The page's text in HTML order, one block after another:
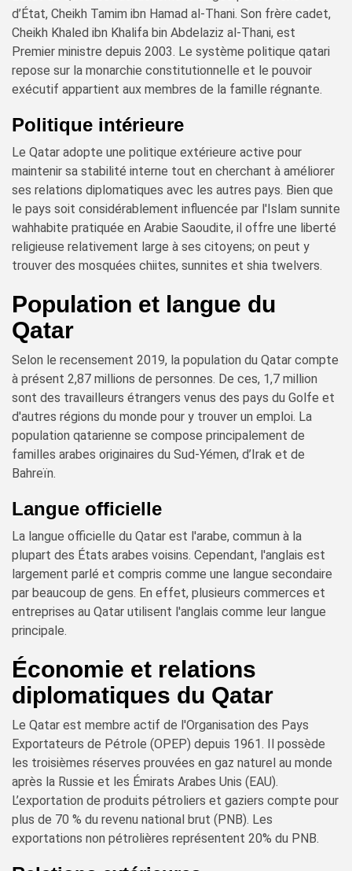
d’État, Cheikh Tamim ibn Hamad al-Thani. Son frère cadet,
Cheikh Khaled ibn Khalifa bin Abdelaziz al-Thani, est
Premier ministre depuis 2003. Le système politique qatari
repose sur la monarchie constitutionnelle et le pouvoir
exécutif appartient aux membres de la famille régnante.
Politique intérieure
Le Qatar adopte une politique extérieure active pour
maintenir sa stabilité interne tout en cherchant à améliorer
ses relations diplomatiques avec les autres pays. Bien que
le pays soit considérablement influencée par l'Islam sunnite
wahhabite pratiquée en Arabie Saoudite, il offre une liberté
religieuse relativement large à ses citoyens; on peut y
trouver des mosquées chiites, sunnites et shia twelvers.
Population et langue du
Qatar
Selon le recensement 2019, la population du Qatar compte
à présent 2,87 millions de personnes. De ces, 1,7 million
sont des travailleurs étrangers venus des pays du Golfe et
d'autres régions du monde pour y trouver un emploi. La
population qatarienne se compose principalement de
familles arabes originaires du Sud-Yémen, d’Irak et de
Bahreïn.
Langue officielle
La langue officielle du Qatar est l'arabe, commun à la
plupart des États arabes voisins. Cependant, l'anglais est
largement parlé et compris comme une langue secondaire
par beaucoup de gens. En effet, plusieurs commerces et
entreprises au Qatar utilisent l'anglais comme leur langue
principale.
Économie et relations
diplomatiques du Qatar
Le Qatar est membre actif de l'Organisation des Pays
Exportateurs de Pétrole (OPEP) depuis 1961. Il possède
les troisièmes réserves prouvées en gaz naturel au monde
après la Russie et les Émirats Arabes Unis (EAU).
L’exportation de produits pétroliers et gaziers compte pour
plus de 70 % du revenu national brut (PNB). Les
exportations non pétrolières représentent 20% du PNB.